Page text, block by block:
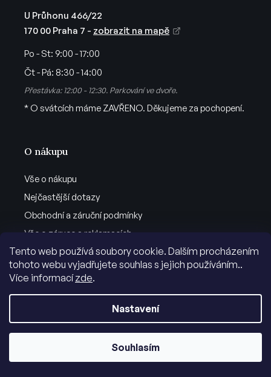
Tento web používá soubory cookie. Dalším procházením
tohoto webu vyjadřujete souhlas s jejich používáním..
Více informacízde.
Nastavení
Souhlasím
O nákupu
Vše o nákupu
Nejčastější dotazy
Obchodní a záruční podmínky
Vše o záruce a reklamacích
Vrácení zboží
Ochrana osobních dat
U Průhonu 466/22
170 00 Praha 7 - zobrazit na mapě
Po - St: 9:00 - 17:00
Čt - Pá: 8:30 - 14:00
Přestávka: 12:00 - 12:30. Parkování ve dvoře.
* O svátcích máme ZAVŘENO. Děkujeme za pochopení.
Obchodní oddělení Sledujte nás
Facebook